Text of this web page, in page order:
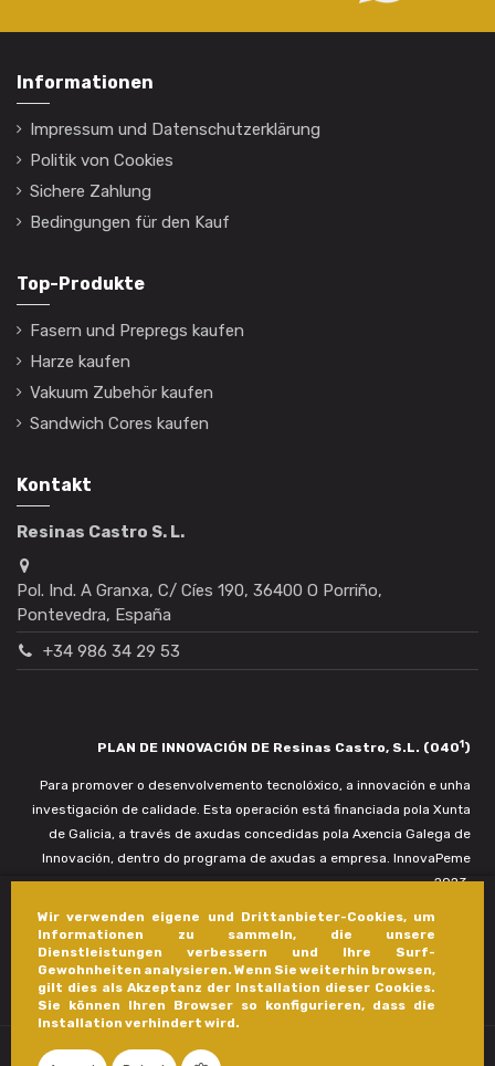
Wir verwenden eigene und Drittanbieter-Cookies, um
Informationen zu sammeln, die unsere
Dienstleistungen verbessern und Ihre Surf-
Gewohnheiten analysieren. Wenn Sie weiterhin browsen,
gilt dies als Akzeptanz der Installation dieser Cookies.
Sie können Ihren Browser so konfigurieren, dass die
Installation verhindert wird.
Informationen
Impressum und Datenschutzerklärung
Politik von Cookies
Sichere Zahlung
Bedingungen für den Kauf
Top-Produkte
Fasern und Prepregs kaufen
Harze kaufen
Vakuum Zubehör kaufen
Sandwich Cores kaufen
Kontakt
Resinas Castro S. L.
Pol. Ind. A Granxa, C/ Cíes 190, 36400 O Porriño,
Pontevedra, España
+34 986 34 29 53
PLAN DE INNOVACIÓN DE Resinas Castro, S.L. (0401)
Para promover o desenvolvemento tecnolóxico, a innovación e unha
investigación de calidade. Esta operación está financiada pola Xunta
de Galicia, a través de axudas concedidas pola Axencia Galega de
Innovación, dentro do programa de axudas a empresa. InnovaPeme
2023.